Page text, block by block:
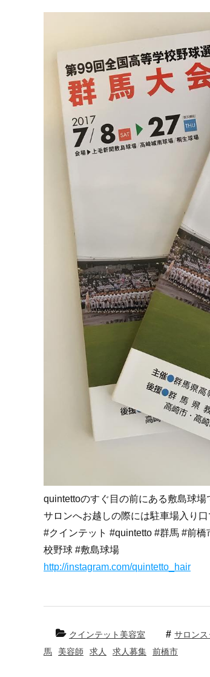
quintettoのすぐ目の前にある敷島球
サロンへお越しの際には駐車場入り
#クインテット #quintetto #群馬 #前
校野球 #敷島球場
http://instagram.com/quintetto_hair
クインテット美容室 サロンス
馬
美容師 求人 求人募集 前橋市